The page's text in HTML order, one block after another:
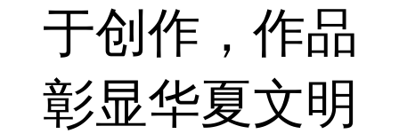
于创作，作品
彰显华夏文明